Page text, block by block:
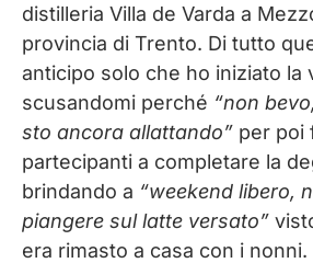
distilleria Villa de Varda a
provincia di Trento. Di tutto
anticipo solo che ho iniziato la
scusandomi perché “non
sto ancora allattando” per poi
partecipanti a completare la
brindando a “weekend libero,
piangere sul latte versato”
era rimasto a casa con i nonni.